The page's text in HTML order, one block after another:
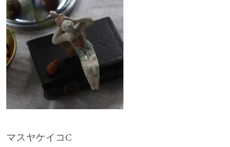
マスヤケイコC